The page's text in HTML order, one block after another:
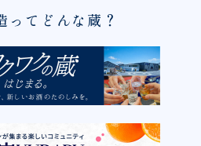
ってどんな蔵？